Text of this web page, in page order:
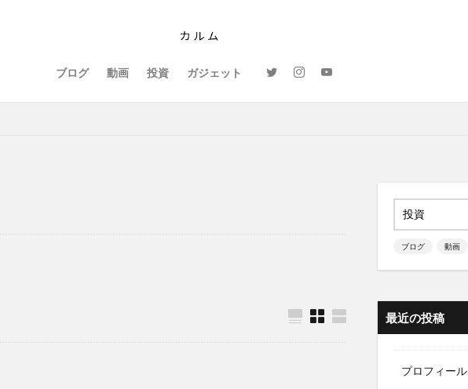
ブログ 動画 投資 ガジェット
ブログ 動画
最近の投稿
プロフィール